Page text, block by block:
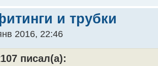
и трубки
2016, 22:46
писал(а):